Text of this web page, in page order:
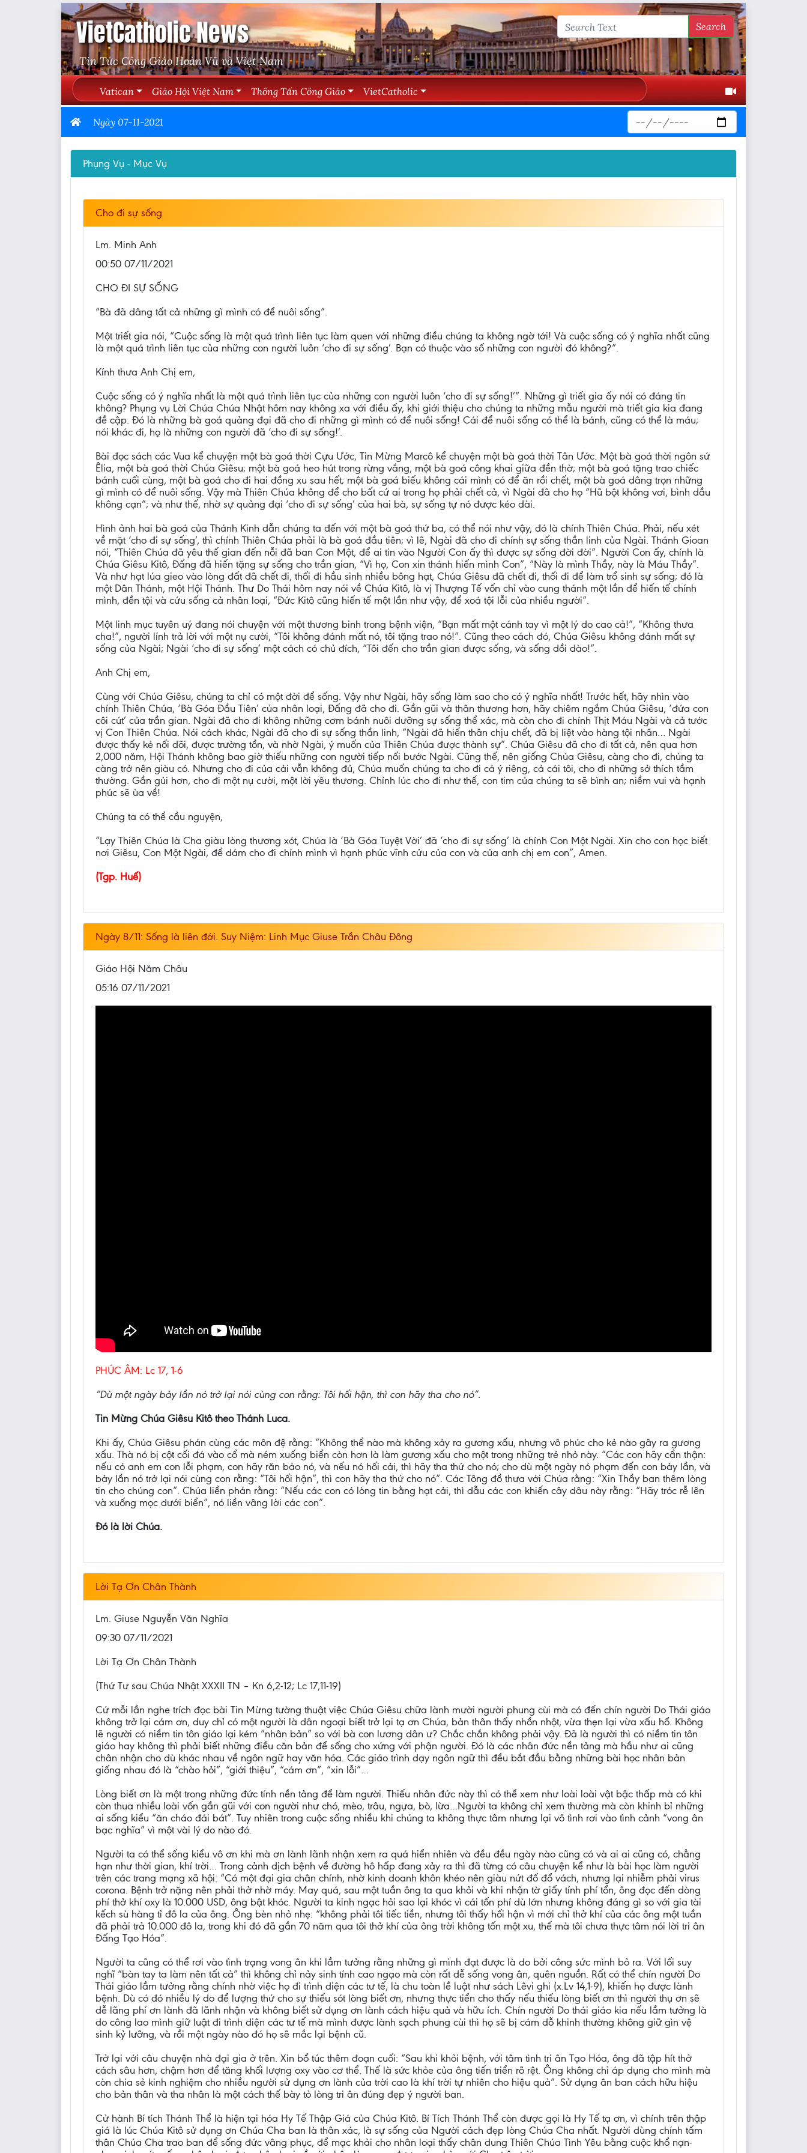
VietCatholic News
Tin Tức Công Giáo Hoàn Vũ và Việt Nam
Search
Vatican Giáo Hội Việt Nam Thông Tấn Công Giáo VietCatholic
Ngày 07-11-2021
Phụng Vụ - Mục Vụ
Cho đi sự sống
Lm. Minh Anh
00:50 07/11/2021
CHO ĐI SỰ SỐNG
“Bà đã dâng tất cả những gì mình có để nuôi sống”.
Một triết gia nói, “Cuộc sống là một quá trình liên tục làm quen với những điều chúng ta không ngờ tới! Và cuộc sống có ý nghĩa nhất cũng
là một quá trình liên tục của những con người luôn ‘cho đi sự sống’. Bạn có thuộc vào số những con người đó không?”.
Kính thưa Anh Chị em,
Cuộc sống có ý nghĩa nhất là một quá trình liên tục của những con người luôn ‘cho đi sự sống!’”. Những gì triết gia ấy nói có đáng tin
không? Phụng vụ Lời Chúa Chúa Nhật hôm nay không xa với điều ấy, khi giới thiệu cho chúng ta những mẫu người mà triết gia kia đang
đề cập. Đó là những bà goá quảng đại đã cho đi những gì mình có để nuôi sống! Cái để nuôi sống có thể là bánh, cũng có thể là máu;
nói khác đi, họ là những con người đã ‘cho đi sự sống!’.
Bài đọc sách các Vua kể chuyện một bà goá thời Cựu Ước, Tin Mừng Marcô kể chuyện một bà goá thời Tân Ước. Một bà goá thời ngôn sứ
Êlia, một bà goá thời Chúa Giêsu; một bà goá heo hút trong rừng vắng, một bà goá công khai giữa đền thờ; một bà goá tặng trao chiếc
bánh cuối cùng, một bà goá cho đi hai đồng xu sau hết; một bà goá biếu không cái mình có để ăn rồi chết, một bà goá dâng trọn những
gì mình có để nuôi sống. Vậy mà Thiên Chúa không để cho bất cứ ai trong họ phải chết cả, vì Ngài đã cho họ “Hũ bột không vơi, bình dầu
không cạn”; và như thế, nhờ sự quảng đại ‘cho đi sự sống’ của hai bà, sự sống tự nó được kéo dài.
Hình ảnh hai bà goá của Thánh Kinh dẫn chúng ta đến với một bà goá thứ ba, có thể nói như vậy, đó là chính Thiên Chúa. Phải, nếu xét
về mặt ‘cho đi sự sống’, thì chính Thiên Chúa phải là bà goá đầu tiên; vì lẽ, Ngài đã cho đi chính sự sống thần linh của Ngài. Thánh Gioan
nói, “Thiên Chúa đã yêu thế gian đến nỗi đã ban Con Một, để ai tin vào Người Con ấy thì được sự sống đời đời”. Người Con ấy, chính là
Chúa Giêsu Kitô, Đấng đã hiến tặng sự sống cho trần gian, “Vì họ, Con xin thánh hiến mình Con”, “Này là mình Thầy, này là Máu Thầy”.
Và như hạt lúa gieo vào lòng đất đã chết đi, thối đi hầu sinh nhiều bông hạt, Chúa Giêsu đã chết đi, thối đi để làm trổ sinh sự sống; đó là
một Dân Thánh, một Hội Thánh. Thư Do Thái hôm nay nói về Chúa Kitô, là vị Thượng Tế vốn chỉ vào cung thánh một lần để hiến tế chính
mình, đền tội và cứu sống cả nhân loại, “Đức Kitô cũng hiến tế một lần như vậy, để xoá tội lỗi của nhiều người”.
Một linh mục tuyên uý đang nói chuyện với một thương binh trong bệnh viện, “Bạn mất một cánh tay vì một lý do cao cả!”, “Không thưa
cha!”, người lính trả lời với một nụ cười, “Tôi không đánh mất nó, tôi tặng trao nó!”. Cũng theo cách đó, Chúa Giêsu không đánh mất sự
sống của Ngài; Ngài ‘cho đi sự sống’ một cách có chủ đích, “Tôi đến cho trần gian được sống, và sống dồi dào!”.
Anh Chị em,
Cùng với Chúa Giêsu, chúng ta chỉ có một đời để sống. Vậy như Ngài, hãy sống làm sao cho có ý nghĩa nhất! Trước hết, hãy nhìn vào
chính Thiên Chúa, ‘Bà Góa Đầu Tiên’ của nhân loại, Đấng đã cho đi. Gần gũi và thân thương hơn, hãy chiêm ngắm Chúa Giêsu, ‘đứa con
côi cút’ của trần gian. Ngài đã cho đi không những cơm bánh nuôi dưỡng sự sống thể xác, mà còn cho đi chính Thịt Máu Ngài và cả tước
vị Con Thiên Chúa. Nói cách khác, Ngài đã cho đi sự sống thần linh, “Ngài đã hiến thân chịu chết, đã bị liệt vào hàng tội nhân… Ngài
được thấy kẻ nối dõi, được trường tồn, và nhờ Ngài, ý muốn của Thiên Chúa được thành sự”. Chúa Giêsu đã cho đi tất cả, nên qua hơn
2,000 năm, Hội Thánh không bao giờ thiếu những con người tiếp nối bước Ngài. Cũng thế, nên giống Chúa Giêsu, càng cho đi, chúng ta
càng trở nên giàu có. Nhưng cho đi của cải vẫn không đủ, Chúa muốn chúng ta cho đi cả ý riêng, cả cái tôi, cho đi những sở thích tầm
thường. Gần gủi hơn, cho đi một nụ cười, một lời yêu thương. Chính lúc cho đi như thế, con tim của chúng ta sẽ bình an; niềm vui và hạnh
phúc sẽ ùa về!
Chúng ta có thể cầu nguyện,
“Lạy Thiên Chúa là Cha giàu lòng thương xót, Chúa là ‘Bà Góa Tuyệt Vời’ đã ‘cho đi sự sống’ là chính Con Một Ngài. Xin cho con học biết
nơi Giêsu, Con Một Ngài, để dám cho đi chính mình vì hạnh phúc vĩnh cửu của con và của anh chị em con”, Amen.
(Tgp. Huế)
Ngày 8/11: Sống là liên đới. Suy Niệm: Linh Mục Giuse Trần Châu Đông
Giáo Hội Năm Châu
05:16 07/11/2021
PHÚC ÂM: Lc 17, 1-6
“Dù một ngày bảy lần nó trở lại nói cùng con rằng: Tôi hối hận, thì con hãy tha cho nó”.
Tin Mừng Chúa Giêsu Kitô theo Thánh Luca.
Khi ấy, Chúa Giêsu phán cùng các môn đệ rằng: “Không thể nào mà không xảy ra gương xấu, nhưng vô phúc cho kẻ nào gây ra gương
xấu. Thà nó bị cột cối đá vào cổ mà ném xuống biển còn hơn là làm gương xấu cho một trong những trẻ nhỏ này. “Các con hãy cẩn thận:
nếu có anh em con lỗi phạm, con hãy răn bảo nó, và nếu nó hối cải, thì hãy tha thứ cho nó; cho dù một ngày nó phạm đến con bảy lần, và
bảy lần nó trở lại nói cùng con rằng: “Tôi hối hận”, thì con hãy tha thứ cho nó”. Các Tông đồ thưa với Chúa rằng: “Xin Thầy ban thêm lòng
tin cho chúng con”. Chúa liền phán rằng: “Nếu các con có lòng tin bằng hạt cải, thì dẫu các con khiến cây dâu này rằng: “Hãy tróc rễ lên
và xuống mọc dưới biển”, nó liền vâng lời các con”.
Ðó là lời Chúa.
Lời Tạ Ơn Chân Thành
Lm. Giuse Nguyễn Văn Nghĩa
09:30 07/11/2021
Lời Tạ Ơn Chân Thành
(Thứ Tư sau Chúa Nhật XXXII TN – Kn 6,2-12; Lc 17,11-19)
Cứ mỗi lần nghe trích đọc bài Tin Mừng tường thuật việc Chúa Giêsu chữa lành mười người phung cùi mà có đến chín người Do Thái giáo
không trở lại cám ơn, duy chỉ có một người là dân ngoại biết trở lại tạ ơn Chúa, bản thân thấy nhồn nhột, vừa thẹn lại vừa xấu hổ. Không
lẽ người có niềm tin tôn giáo lại kém “nhân bản” so với bà con lương dân ư? Chắc chắn không phải vậy. Đã là người thì có niềm tin tôn
giáo hay không thì phải biết những điều căn bản để sống cho xứng với phận người. Đó là các nhân đức nền tảng mà hầu như ai cũng
chân nhận cho dù khác nhau về ngôn ngữ hay văn hóa. Các giáo trình dạy ngôn ngữ thì đều bắt đầu bằng những bài học nhân bản
giống nhau đó là “chào hỏi”, “giới thiệu”, “cám ơn”, “xin lỗi”…
Lòng biết ơn là một trong những đức tính nền tảng để làm người. Thiếu nhân đức này thì có thể xem như loài loài vật bậc thấp mà có khi
còn thua nhiều loài vốn gần gũi với con người như chó, mèo, trâu, ngựa, bò, lừa…Người ta không chỉ xem thường mà còn khinh bỉ những
ai sống kiểu “ăn cháo đái bát”. Tuy nhiên trong cuộc sống nhiều khi chúng ta không thực tâm nhưng lại vô tình rơi vào tình cảnh “vong ân
bạc nghĩa” vì một vài lý do nào đó.
Người ta có thể sống kiểu vô ơn khi mà ơn lành lãnh nhận xem ra quá hiển nhiên và đều đều ngày nào cũng có và ai ai cũng có, chẳng
hạn như thời gian, khí trời… Trong cảnh dịch bệnh về đường hô hấp đang xảy ra thì đã từng có câu chuyện kể như là bài học làm người
trên các trang mạng xã hội: “Có một đại gia chân chính, nhờ kinh doanh khôn khéo nên giàu nứt đố đổ vách, nhưng lại nhiễm phải virus
corona. Bệnh trở nặng nên phải thở nhờ máy. May quá, sau một tuần ông ta qua khỏi và khi nhận tờ giấy tính phí tổn, ông đọc đến dòng
phí thở khí oxy là 10.000 USD, ông bật khóc. Người ta kinh ngạc hỏi sao lại khóc vì cái tốn phí dù lớn nhưng không đáng gì so với gia tài
kếch sù hàng tỉ đô la của ông. Ông bèn nhỏ nhẹ: “không phải tôi tiếc tiền, nhưng tôi thấy hối hận vì mới chỉ thở khí của các ông một tuần
đã phải trả 10.000 đô la, trong khi đó đã gần 70 năm qua tôi thở khí của ông trời không tốn một xu, thế mà tôi chưa thực tâm nói lời tri ân
Đấng Tạo Hóa”.
Người ta cũng có thể rơi vào tình trạng vong ân khi lầm tưởng rằng những gì mình đạt được là do bởi công sức mình bỏ ra. Với lối suy
nghĩ “bàn tay ta làm nên tất cả” thì không chỉ nảy sinh tính cao ngạo mà còn rất dễ sống vong ân, quên nguồn. Rất có thể chín người Do
Thái giáo lầm tưởng rằng chính nhờ việc họ đi trình diện các tư tế, là chu toàn lề luật như sách Lêvi ghi (x.Lv 14,1-9), khiến họ được lành
bệnh. Dù có đó nhiều lý do để lượng thứ cho sự thiếu sót lòng biết ơn, nhưng thực tiển cho thấy nếu thiếu lòng biết ơn thì người thụ ơn sẽ
dễ lãng phí ơn lành đã lãnh nhận và không biết sử dụng ơn lành cách hiệu quả và hữu ích. Chín người Do thái giáo kia nếu lầm tưởng là
do công lao mình giữ luật đi trình diện các tư tế mà mình được lành sạch phung cùi thì họ sẽ bị cám dỗ khinh thường không giữ gìn vệ
sinh kỷ lưỡng, và rồi một ngày nào đó họ sẽ mắc lại bệnh cũ.
Trở lại với câu chuyện nhà đại gia ở trên. Xin bổ túc thêm đoạn cuối: “Sau khi khỏi bệnh, với tâm tình tri ân Tạo Hóa, ông đã tập hít thở
cách sâu hơn, chậm hơn để tăng khối lượng oxy vào cơ thể. Thế là sức khỏe của ông tiến triển rõ rệt. Ông không chỉ áp dụng cho mình mà
còn chia sẻ kinh nghiệm cho nhiều người sử dụng ơn lành của trời cao là khí trời tự nhiên cho hiệu quả”. Sử dụng ân ban cách hữu hiệu
cho bản thân và tha nhân là một cách thế bày tỏ lòng tri ân đúng đẹp ý người ban.
Cử hành Bí tích Thánh Thể là hiện tại hóa Hy Tế Thập Giá của Chúa Kitô. Bí Tích Thánh Thể còn được gọi là Hy Tế tạ ơn, vì chính trên thập
giá là lúc Chúa Kitô sử dụng ơn Chúa Cha ban là thân xác, là sự sống của Người cách đẹp lòng Chúa Cha nhất. Người dùng chính tấm
thân Chúa Cha trao ban để sống đức vâng phục, để mạc khải cho nhân loại thấy chân dung Thiên Chúa Tình Yêu bằng cuộc khổ nạn-